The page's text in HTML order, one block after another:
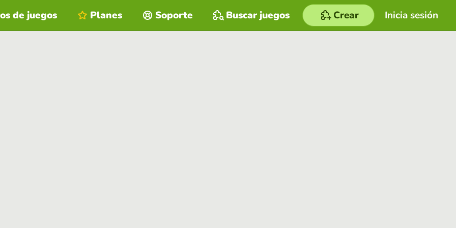
Inicia sesión
de juegos Planes Soporte Buscar juegos Crear